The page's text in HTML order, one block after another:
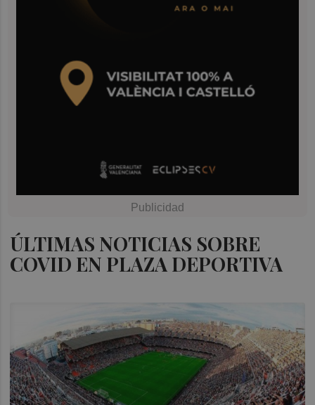
ÚLTIMAS NOTICIAS SOBRE
COVID EN PLAZA DEPORTIVA